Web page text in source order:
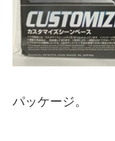
パッケージ。